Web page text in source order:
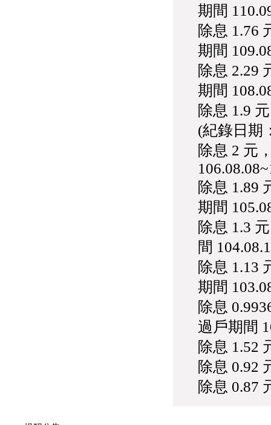
期間
除息 1.76
期間
除息 2.29
期間
除息 1.9
(紀錄日期
除息 2 元
除息 1.89
期間
除息 1.3
間
除息 1.13
期間
除息
過戶期間
除息 1.52
除息 0.92
除息 0.87